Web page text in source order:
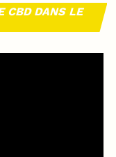
CBD DANS LE